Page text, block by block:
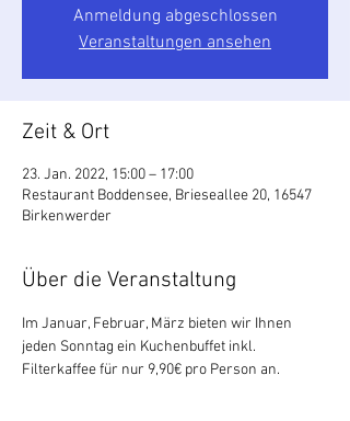
Anmeldung abgeschlossen
Veranstaltungen ansehen
Zeit & Ort
23. Jan. 2022, 15:00 – 17:00
Restaurant Boddensee, Brieseallee 20, 16547
Birkenwerder
Über die Veranstaltung
Im Januar, Februar, März bieten wir Ihnen
jeden Sonntag ein Kuchenbuffet inkl.
Filterkaffee für nur 9,90€ pro Person an.